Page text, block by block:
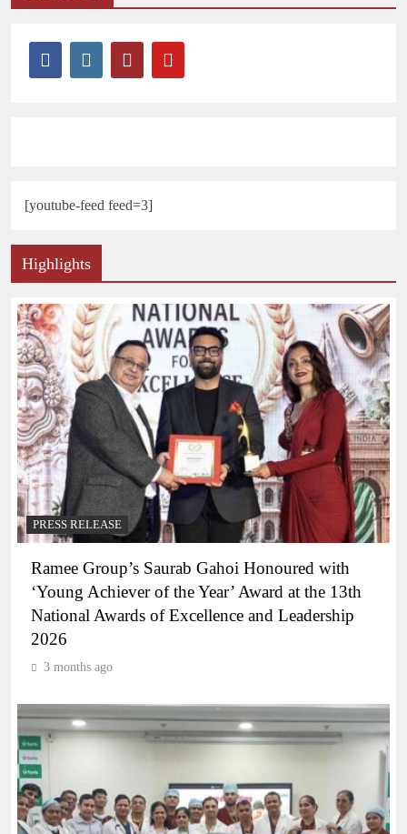
[youtube-feed feed=3]
Highlights
PRESS RELEASE
Ramee Group’s Saurab Gahoi Honoured with
‘Young Achiever of the Year’ Award at the 13th
National Awards of Excellence and Leadership
2026
3 months ago